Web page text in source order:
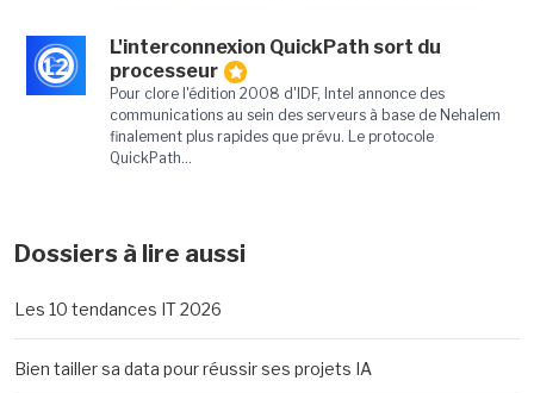
12
L'interconnexion QuickPath sort du
processeur
Pour clore l'édition 2008 d'IDF, Intel annonce des
communications au sein des serveurs à base de Nehalem
finalement plus rapides que prévu. Le protocole
QuickPath...
Dossiers à lire aussi
Les 10 tendances IT 2026
Bien tailler sa data pour réussir ses projets IA